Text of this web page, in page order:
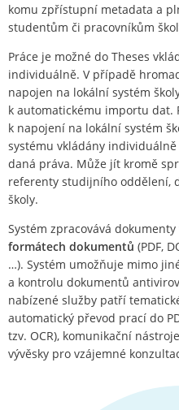
komu zpřístupní metadata a
studentům či pracovníkům
Práce je možné do Theses
individuálně. V případě
napojen na lokální systém
k automatickému importu
k napojení na lokální systém
systému vkládány
daná práva. Může jít kromě
referenty studijního oddělení,
školy.
Systém zpracovává dokumenty
formátech dokumentů (PDF,
…). Systém umožňuje mimo
a kontrolu dokumentů
nabízené služby patří
automatický převod prací do
tzv. OCR), komunikační
vývěsky pro vzájemné